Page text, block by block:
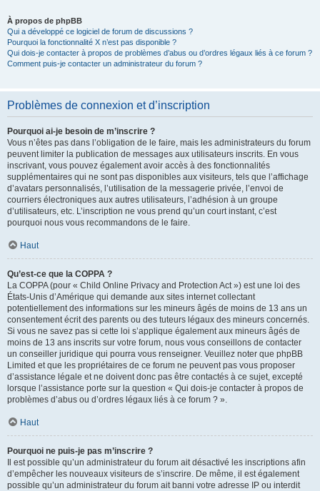
À propos de phpBB
Qui a développé ce logiciel de forum de discussions ?
Pourquoi la fonctionnalité X n’est pas disponible ?
Qui dois-je contacter à propos de problèmes d’abus ou d’ordres légaux liés à ce forum ?
Comment puis-je contacter un administrateur du forum ?
Problèmes de connexion et d’inscription
Pourquoi ai-je besoin de m’inscrire ?
Vous n’êtes pas dans l’obligation de le faire, mais les administrateurs du forum
peuvent limiter la publication de messages aux utilisateurs inscrits. En vous
inscrivant, vous pouvez également avoir accès à des fonctionnalités
supplémentaires qui ne sont pas disponibles aux visiteurs, tels que l’affichage
d’avatars personnalisés, l’utilisation de la messagerie privée, l’envoi de
courriers électroniques aux autres utilisateurs, l’adhésion à un groupe
d’utilisateurs, etc. L’inscription ne vous prend qu’un court instant, c’est
pourquoi nous vous recommandons de le faire.
Haut
Qu’est-ce que la COPPA ?
La COPPA (pour « Child Online Privacy and Protection Act ») est une loi des
États-Unis d’Amérique qui demande aux sites internet collectant
potentiellement des informations sur les mineurs âgés de moins de 13 ans un
consentement écrit des parents ou des tuteurs légaux des mineurs concernés.
Si vous ne savez pas si cette loi s’applique également aux mineurs âgés de
moins de 13 ans inscrits sur votre forum, nous vous conseillons de contacter
un conseiller juridique qui pourra vous renseigner. Veuillez noter que phpBB
Limited et que les propriétaires de ce forum ne peuvent pas vous proposer
d’assistance légale et ne doivent donc pas être contactés à ce sujet, excepté
lorsque l’assistance porte sur la question « Qui dois-je contacter à propos de
problèmes d’abus ou d’ordres légaux liés à ce forum ? ».
Haut
Pourquoi ne puis-je pas m’inscrire ?
Il est possible qu’un administrateur du forum ait désactivé les inscriptions afin
d’empêcher les nouveaux visiteurs de s’inscrire. De même, il est également
possible qu’un administrateur du forum ait banni votre adresse IP ou interdit